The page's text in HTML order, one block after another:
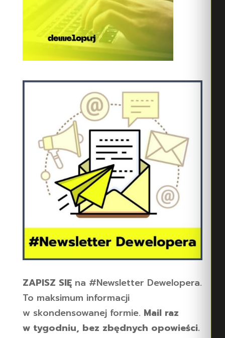
ZAPISZ SIĘ na #Newsletter Dewelopera.
To maksimum informacji
w skondensowanej formie. Mail raz
w tygodniu, bez zbędnych opowieści.